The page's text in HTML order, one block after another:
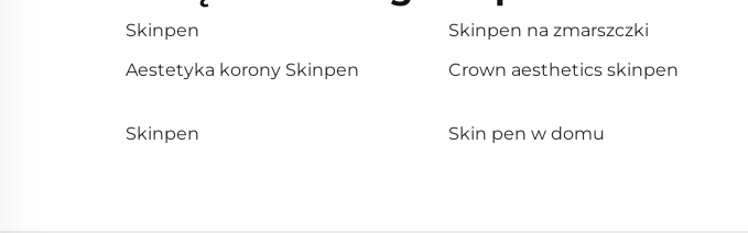
Skinpen Skinpen na zmarszczki
Aestetyka korony Skinpen
Crown aesthetics skinpen
Skinpen Skin pen w domu